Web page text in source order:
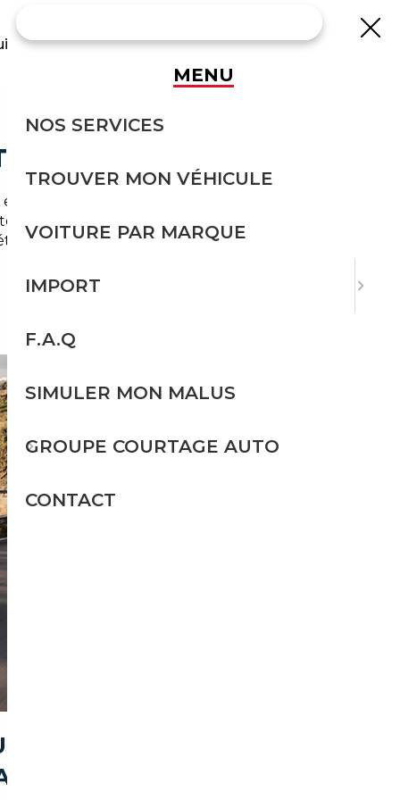
SÉCURITÉ
est animé par des besoins variés : navetteurs
notre service propose un
de l' import occasion Gif-sur-Yvette
YVETTE POUR ACHETER
MENU
NOS SERVICES
TROUVER MON VÉHICULE
VOITURE PAR MARQUE
IMPORT
F.A.Q
SIMULER MON MALUS
GROUPE COURTAGE AUTO
CONTACT